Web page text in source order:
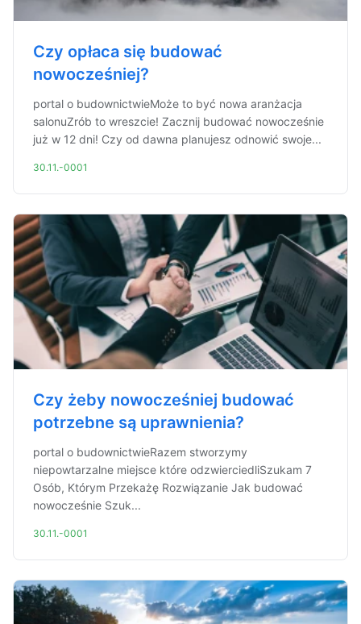
Czy opłaca się budować
nowocześniej?
portal o budownictwieMoże to być nowa aranżacja
salonuZrób to wreszcie! Zacznij budować nowocześnie
już w 12 dni! Czy od dawna planujesz odnowić swoje...
30.11.-0001
Czy żeby nowocześniej budować
potrzebne są uprawnienia?
portal o budownictwieRazem stworzymy
niepowtarzalne miejsce które odzwierciedliSzukam 7
Osób, Którym Przekażę Rozwiązanie Jak budować
nowocześnie Szuk...
30.11.-0001